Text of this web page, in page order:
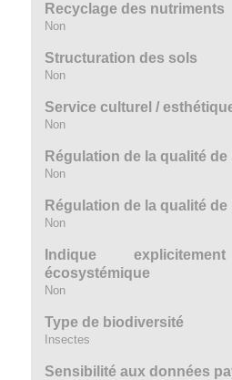
Recyclage des nutriments
Non
Structuration des sols
Non
Service culturel /
Non
Régulation de la qualité de
Non
Régulation de la qualité de
Non
Indique
écosystémique
Non
Type de biodiversité
Insectes
Sensibilité aux données